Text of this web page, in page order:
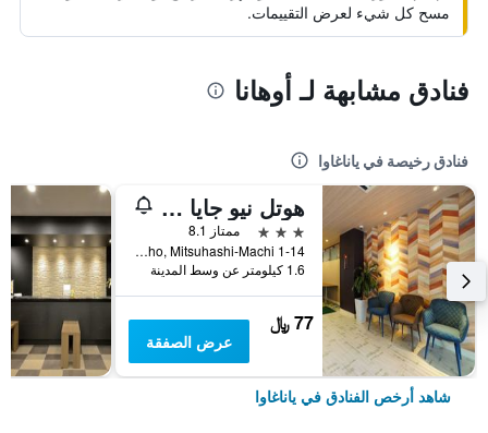
مسح كل شيء لعرض التقييمات.
فنادق مشابهة لـ أوهانا
فنادق رخيصة في ياناغاوا
هوتل نيو جايا ياناجاوا
3 نجوم
ممتاز 8.1
1-14 Shimohyaku-Cho, Mitsuhashi-Machi, ياناغاوا, اليابان
1.6 كيلومتر عن وسط المدينة
77 ﷼
عرض الصفقة
شاهد أرخص الفنادق في ياناغاوا